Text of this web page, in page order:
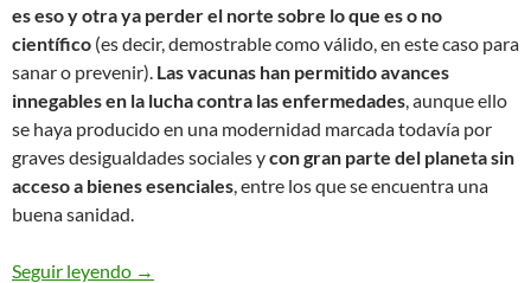
es eso y otra ya perder el norte sobre lo que es o no
científico (es decir, demostrable como válido, en este caso para
sanar o prevenir). Las vacunas han permitido avances
innegables en la lucha contra las enfermedades , aunque ello
se haya producido en una modernidad marcada todavía por
graves desigualdades sociales ycon gran parte del planeta sin
acceso a bienes esenciales , entre los que se encuentra una
buena sanidad.
Seguir leyendo Vacunas
→